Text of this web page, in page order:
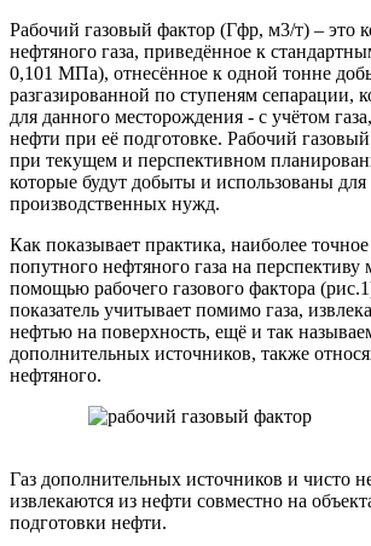
Рабочий газовый фактор (Гфр, м3/т) – это
нефтяного газа, приведённое к
0,101 МПа), отнесённое к одной тонне
разгазированной по ступеням сепарации,
для данного месторождения - с учётом
нефти при её подготовке. Рабочий
при текущем и перспективном
которые будут добыты и использованы для
производственных нужд.
Как показывает практика, наиболее
попутного нефтяного газа на
помощью рабочего газового фактора
показатель учитывает помимо газа,
нефтью на поверхность, ещё и так
дополнительных источников, также
нефтяного.
Газ дополнительных источников и чисто
извлекаются из нефти совместно на
подготовки нефти.